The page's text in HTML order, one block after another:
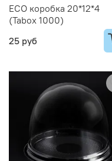
ECO коробка 20*12*4
(Tabox 1000)
25 руб